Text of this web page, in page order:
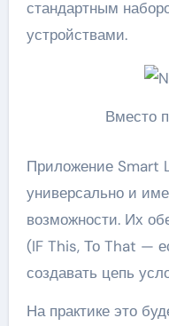
стандартным
устройствами.
Вместо
Приложение Smart
универсально и
возможности. Их
(IF This, То That —
создавать цепь
На практике это